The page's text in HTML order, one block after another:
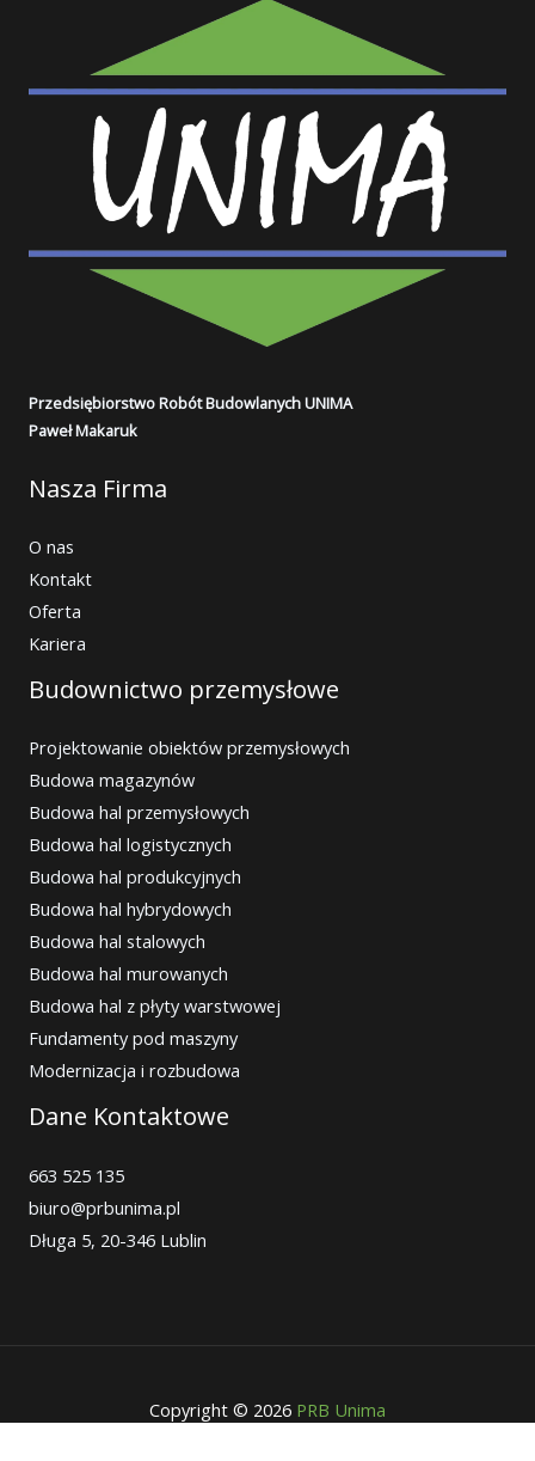
Przedsiębiorstwo Robót Budowlanych UNIMA
Paweł Makaruk
Nasza Firma
O nas
Kontakt
Oferta
Kariera
Budownictwo przemysłowe
Projektowanie obiektów przemysłowych
Budowa magazynów
Budowa hal przemysłowych
Budowa hal logistycznych
Budowa hal produkcyjnych
Budowa hal hybrydowych
Budowa hal stalowych
Budowa hal murowanych
Budowa hal z płyty warstwowej
Fundamenty pod maszyny
Modernizacja i rozbudowa
Dane Kontaktowe
663 525 135
biuro@prbunima.pl
Długa 5, 20-346 Lublin
Copyright © 2026 PRB Unima